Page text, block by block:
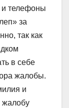
телефоны
за
так как
в себе
жалобы.
и
жалобу